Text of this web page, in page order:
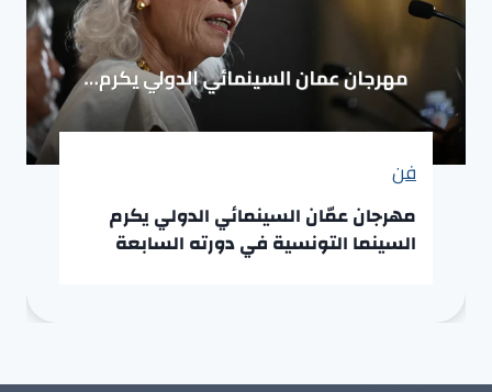
فن
مهرجان عمّان السينمائي الدولي يكرم
السينما التونسية في دورته السابعة